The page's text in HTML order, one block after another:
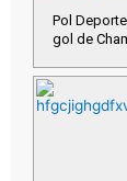
Pol
gol de